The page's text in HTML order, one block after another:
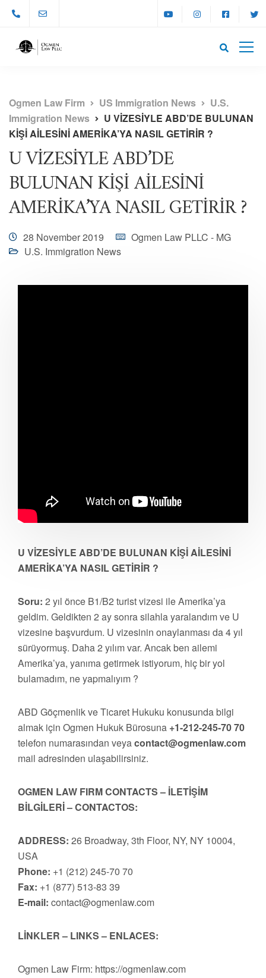
Ogmen Law Firm US Immigration News
U.S.
Immigration News
U VİZESİYLE ABD’DE BULUNAN
KİŞİ AİLESİNİ AMERİKA’YA NASIL GETİRİR ?
U VİZESİYLE ABD’DE
BULUNAN KİŞİ AİLESİNİ
AMERİKA’YA NASIL GETİRİR ?
28 November 2019
Ogmen Law PLLC - MG
U.S. Immigration News
U VİZESİYLE ABD’DE BULUNAN KİŞİ AİLESİNİ
AMERİKA’YA NASIL GETİRİR ?
Soru: 2 yıl önce B1/B2 turist vizesi ile Amerika’ya
geldim. Geldikten 2 ay sonra silahla yaralandım ve U
vizesine başvurdum. U vizesinin onaylanması da 4 yıl
sürüyormuş. Daha 2 yılım var. Ancak ben ailemi
Amerika’ya, yanıma getirmek istiyorum, hiç bir yol
bulamadım, ne yapmalıyım ?
ABD Göçmenlik ve Ticaret Hukuku konusunda bilgi
almak için Ogmen Hukuk Bürosuna +1-212-245-70 70
telefon numarasından veyacontact@ogmenlaw.com
mail adresinden ulaşabilirsiniz.
OGMEN LAW FIRM CONTACTS – İLETİŞİM
BİLGİLERİ – CONTACTOS:
ADDRESS: 26 Broadway, 3th Floor, NY, NY 10004,
USA
Phone: +1 (212) 245-70 70
Fax: +1 (877) 513-83 39
E-mail: contact@ogmenlaw.com
LİNKLER – LINKS – ENLACES:
Ogmen Law Firm: https://ogmenlaw.com